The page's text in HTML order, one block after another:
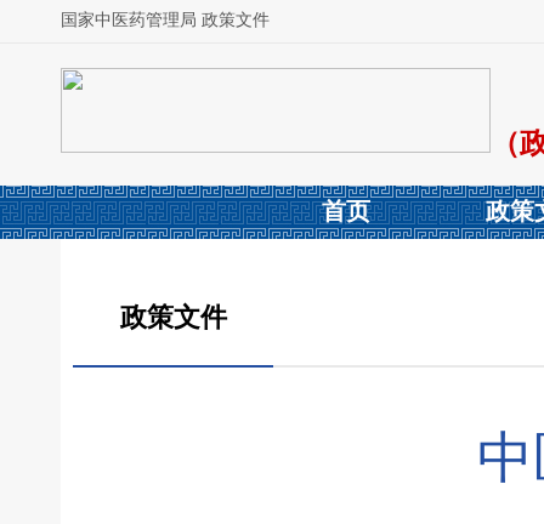
国家中医药管理局 政策文件
（
首页 政策
政策文件